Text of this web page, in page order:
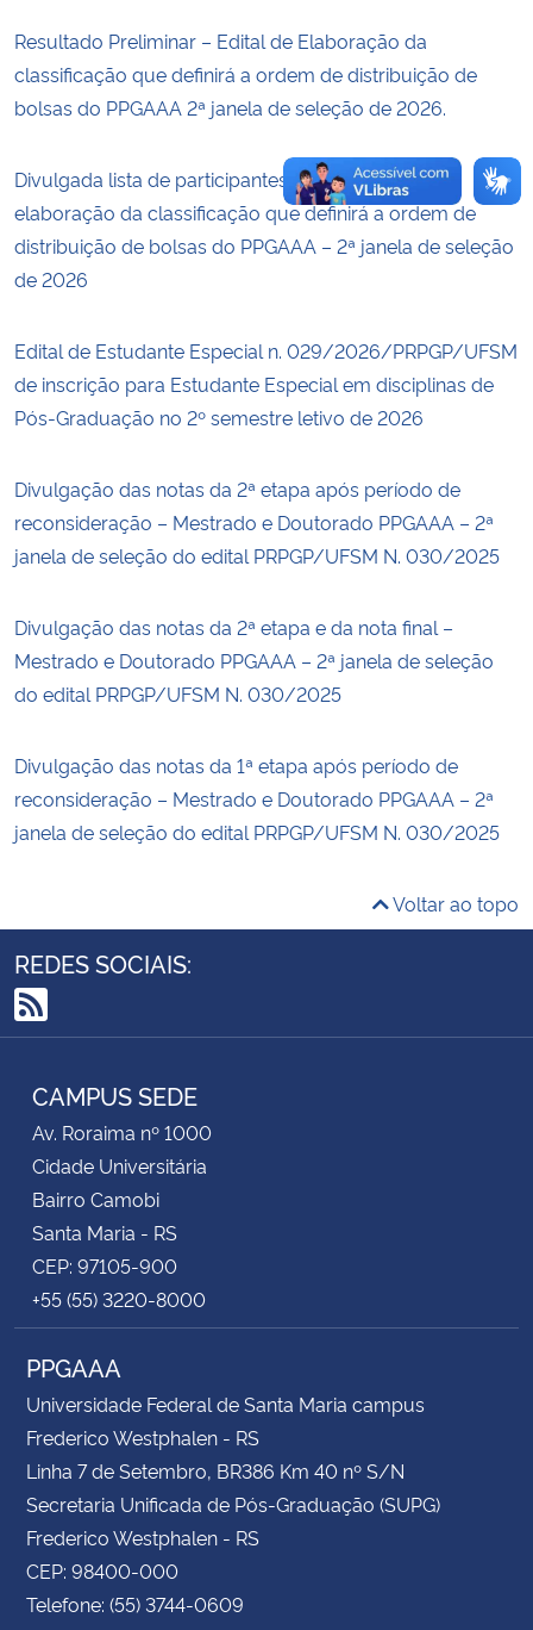
Resultado Preliminar – Edital de Elaboração da
classificação que definirá a ordem de distribuição de
bolsas do PPGAAA 2ª janela de seleção de 2026.
Divulgada lista de participantes do edital para
elaboração da classificação que definirá a ordem de
distribuição de bolsas do PPGAAA – 2ª janela de seleção
de 2026
Edital de Estudante Especial n. 029/2026/PRPGP/UFSM
de inscrição para Estudante Especial em disciplinas de
Pós-Graduação no 2º semestre letivo de 2026
Divulgação das notas da 2ª etapa após período de
reconsideração – Mestrado e Doutorado PPGAAA – 2ª
janela de seleção do edital PRPGP/UFSM N. 030/2025
Divulgação das notas da 2ª etapa e da nota final –
Mestrado e Doutorado PPGAAA – 2ª janela de seleção
do edital PRPGP/UFSM N. 030/2025
Divulgação das notas da 1ª etapa após período de
reconsideração – Mestrado e Doutorado PPGAAA – 2ª
janela de seleção do edital PRPGP/UFSM N. 030/2025
Voltar ao topo
REDES SOCIAIS:
RSS
CAMPUS SEDE
Av. Roraima nº 1000
Cidade Universitária
Bairro Camobi
Santa Maria - RS
CEP: 97105-900
+55 (55) 3220-8000
PPGAAA
Universidade Federal de Santa Maria campus
Frederico Westphalen - RS
Linha 7 de Setembro, BR386 Km 40 nº S/N
Secretaria Unificada de Pós-Graduação (SUPG)
Frederico Westphalen - RS
CEP: 98400-000
Telefone: (55) 3744-0609